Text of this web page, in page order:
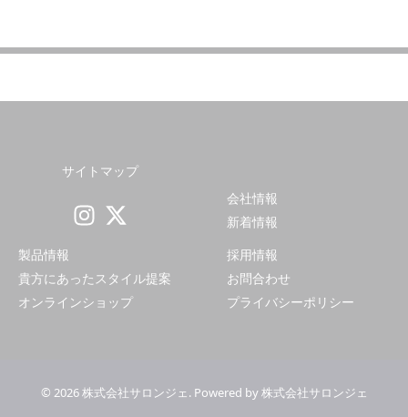
サイトマップ
会社情報
新着情報
製品情報
貴方にあったスタイル提案
オンラインショップ
採用情報
お問合わせ
プライバシーポリシー
© 2026 株式会社サロンジェ. Powered by 株式会社サロンジェ